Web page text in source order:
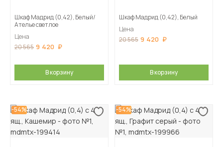
Шкаф Мадрид (0,42), Белый/
Ателье светлое
Цена
20 565 9 420
В корзину
Шкаф Мадрид (0,42), Белый
Цена
20 565 9 420
В корзину
-54% -54%